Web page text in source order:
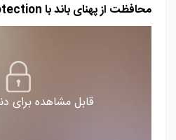
محافظت از پهنای باند با Hotlink Protection در سی پنل
قابل مشاهده برای